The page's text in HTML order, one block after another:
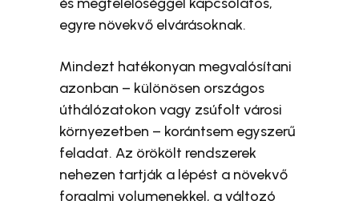
egyre növekvő elvárásoknak.
Mindezt hatékonyan megvalósítani
azonban – különösen országos
úthálózatokon vagy zsúfolt városi
környezetben – korántsem egyszerű
feladat. Az örökölt rendszerek
nehezen tartják a lépést a növekvő
forgalmi volumenekkel, a változó